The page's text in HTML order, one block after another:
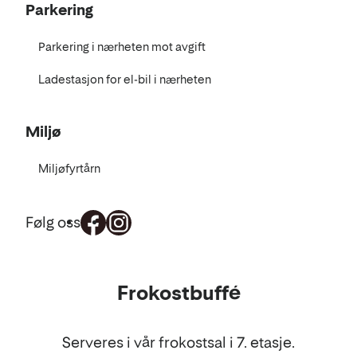
Parkering
Parkering i nærheten mot avgift
Ladestasjon for el-bil i nærheten
Miljø
Miljøfyrtårn
Følg oss
Frokostbuffé
Serveres i vår frokostsal i 7. etasje.